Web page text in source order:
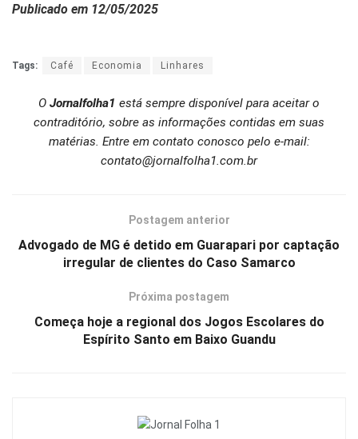
Publicado em 12/05/2025
Tags: Café Economia Linhares
O Jornalfolha1 está sempre disponível para aceitar o
contraditório, sobre as informações contidas em suas
matérias. Entre em contato conosco pelo e-mail:
contato@jornalfolha1.com.br
Postagem anterior
Advogado de MG é detido em Guarapari por captação
irregular de clientes do Caso Samarco
Próxima postagem
Começa hoje a regional dos Jogos Escolares do
Espírito Santo em Baixo Guandu